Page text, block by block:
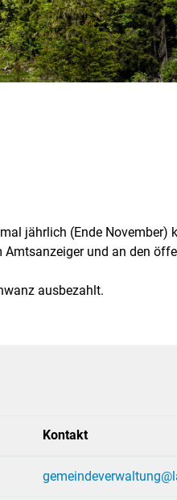
jährlich (Ende November)
und an den
ausbezahlt.
Kontakt